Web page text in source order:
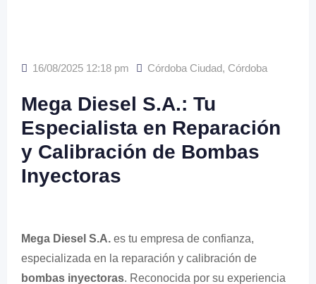
16/08/2025 12:18 pm Córdoba Ciudad, Córdoba
Mega Diesel S.A.: Tu
Especialista en Reparación
y Calibración de Bombas
Inyectoras
Mega Diesel S.A. es tu empresa de confianza,
especializada en la reparación y calibración de
bombas inyectoras. Reconocida por su experiencia